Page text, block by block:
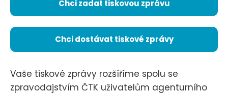
Chci zadat tiskovou zprávu
Chci dostávat tiskové zprávy
Vaše tiskové zprávy rozšíříme spolu se
zpravodajstvím ČTK uživatelům agenturního